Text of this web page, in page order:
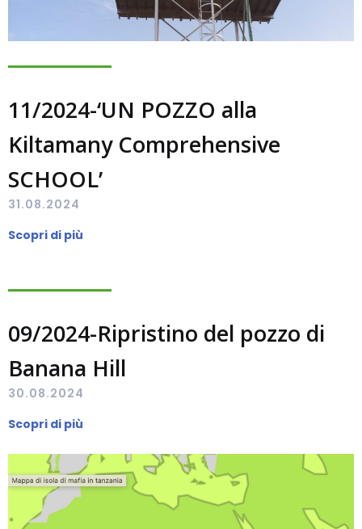
11/2024-‘UN POZZO alla
Kiltamany Comprehensive
SCHOOL’
31.08.2024
Scopri di più
09/2024-Ripristino del pozzo di
Banana Hill
30.08.2024
Scopri di più